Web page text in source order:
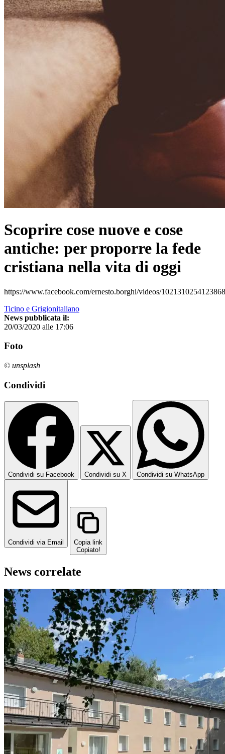
Scoprire cose nuove e cose
antiche: per proporre la fede
cristiana nella vita di oggi
https://www.facebook.com/ernesto.borghi/videos/
Ticino e Grigionitaliano
News pubblicata il:
20/03/2020 alle 17:06
Foto
© unsplash
Condividi
Condividi su Facebook Condividi su X Condividi su WhatsApp
Condividi via Email
Copia link
Copiato!
News correlate